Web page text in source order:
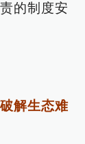
的制度安
解生态难